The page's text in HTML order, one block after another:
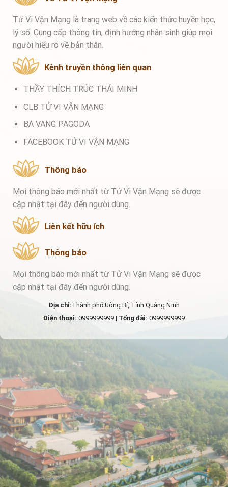
Tử Vi Vận Mạng là trang web về các kiến thức huyền học,
lý số. Cung cấp thông tin, định hướng nhân sinh giúp mọi
người hiểu rõ về bản thân.
Kênh truyền thông liên quan
THẦY THÍCH TRÚC THÁI MINH
CLB TỬ VI VẬN MẠNG
BA VANG PAGODA
FACEBOOK TỬ VI VẬN MẠNG
Thông báo
Mọi thông báo mới nhất từ Tử Vi Vận Mạng sẽ được
cập nhật tại đây đến người dùng.
Liên kết hữu ích
Thông báo
Mọi thông báo mới nhất từ Tử Vi Vận Mạng sẽ được
cập nhật tại đây đến người dùng.
Địa chỉ:Thành phố Uông Bí, Tỉnh Quảng Ninh
Điện thoại: 0999999999 | Tổng đài: 0999999999